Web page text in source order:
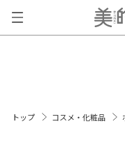
トップ コスメ・化粧品